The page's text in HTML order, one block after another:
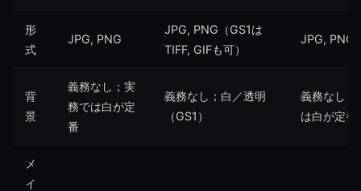
形
式
JPG, PNG
JPG, PNG（GS1は
TIFF, GIFも可）
JPG, PNG
背
景
義務なし；実
務では白が定
番
義務なし；白／透明
（GS1）
義務なし；
は白が定番
メ
イ